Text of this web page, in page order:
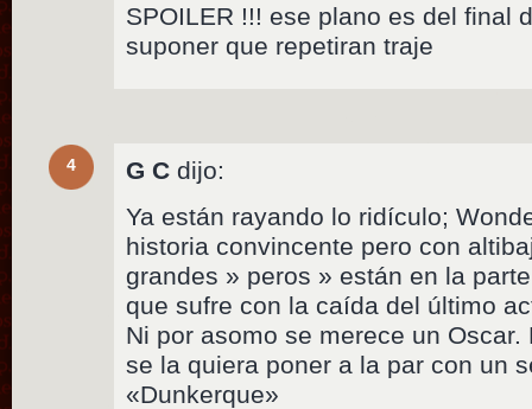
SPOILER !!! ese plano es del final
suponer que repetiran traje
4 G C dijo:
Ya están rayando lo ridículo;
historia convincente pero con
grandes » peros » están en la
que sufre con la caída del último
Ni por asomo se merece un
se la quiera poner a la par con un
«Dunkerque»